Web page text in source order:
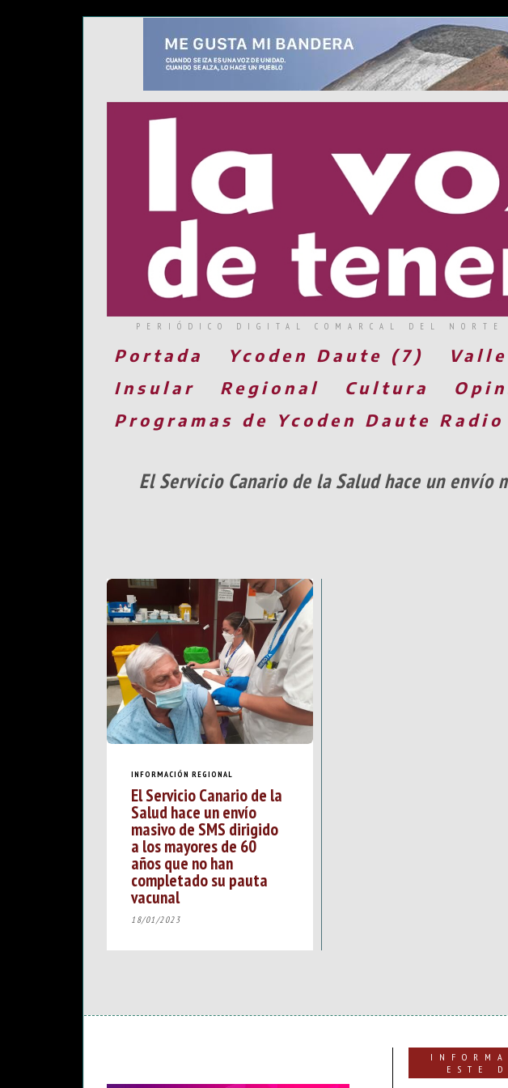
PERIÓDICO DIGITAL COMARCAL DEL
Portada Ycoden Daute (7)
Insular
Regional Cultura
Programas de Ycoden Daute Radio
El Servicio Canario de la Salud hace un envío
INFORMACIÓN REGIONAL
El Servicio Canario de la
Salud hace un envío
masivo de SMS dirigido
a los mayores de 60
años que no han
completado su pauta
vacunal
18/01/2023
ESTE